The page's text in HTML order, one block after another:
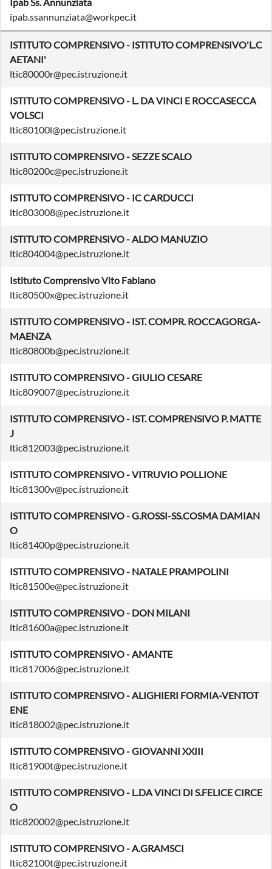
ipab.ssannunziata@workpec.it
ISTITUTO COMPRENSIVO - ISTITUTO COMPRENSIVO'L.C
AETANI'
ltic80000r@pec.istruzione.it
ISTITUTO COMPRENSIVO - L. DA VINCI E ROCCASECCA
VOLSCI
ltic80100l@pec.istruzione.it
ISTITUTO COMPRENSIVO - SEZZE SCALO
ltic80200c@pec.istruzione.it
ISTITUTO COMPRENSIVO - IC CARDUCCI
ltic803008@pec.istruzione.it
ISTITUTO COMPRENSIVO - ALDO MANUZIO
ltic804004@pec.istruzione.it
Istituto Comprensivo Vito Fabiano
ltic80500x@pec.istruzione.it
ISTITUTO COMPRENSIVO - IST. COMPR. ROCCAGORGA-
MAENZA
ltic80800b@pec.istruzione.it
ISTITUTO COMPRENSIVO - GIULIO CESARE
ltic809007@pec.istruzione.it
ISTITUTO COMPRENSIVO - IST. COMPRENSIVO P. MATTE
J
ltic812003@pec.istruzione.it
ISTITUTO COMPRENSIVO - VITRUVIO POLLIONE
ltic81300v@pec.istruzione.it
ISTITUTO COMPRENSIVO - G.ROSSI-SS.COSMA DAMIAN
O
ltic81400p@pec.istruzione.it
ISTITUTO COMPRENSIVO - NATALE PRAMPOLINI
ltic81500e@pec.istruzione.it
ISTITUTO COMPRENSIVO - DON MILANI
ltic81600a@pec.istruzione.it
ISTITUTO COMPRENSIVO - AMANTE
ltic817006@pec.istruzione.it
ISTITUTO COMPRENSIVO - ALIGHIERI FORMIA-VENTOT
ENE
ltic818002@pec.istruzione.it
ISTITUTO COMPRENSIVO - GIOVANNI XXIII
ltic81900t@pec.istruzione.it
ISTITUTO COMPRENSIVO - L.DA VINCI DI S.FELICE CIRCE
O
ltic820002@pec.istruzione.it
ISTITUTO COMPRENSIVO - A.GRAMSCI
ltic82100t@pec.istruzione.it